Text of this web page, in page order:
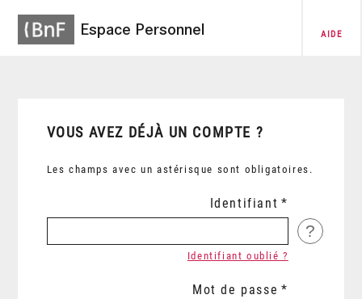
Espace Personnel AIDE
VOUS AVEZ DÉJÀ UN COMPTE ?
Les champs avec un astérisque sont obligatoires.
Identifiant
?
Identifiant oublié ?
Mot de passe